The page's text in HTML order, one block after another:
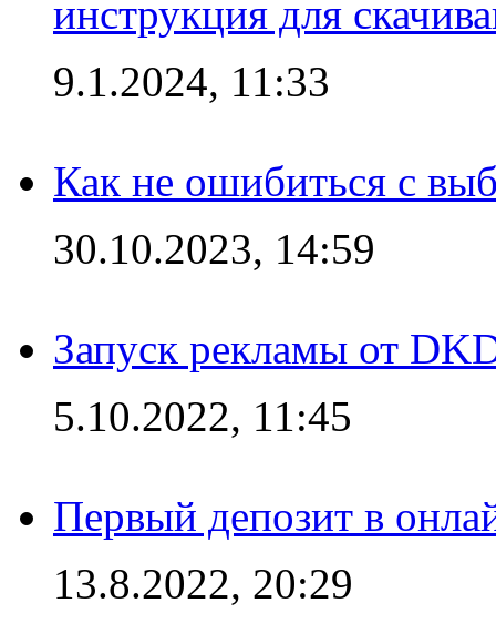
инструкция для
9.1.2024, 11:33
Как не ошибиться с
30.10.2023, 14:59
Запуск рекламы от
5.10.2022, 11:45
Первый депозит в
13.8.2022, 20:29